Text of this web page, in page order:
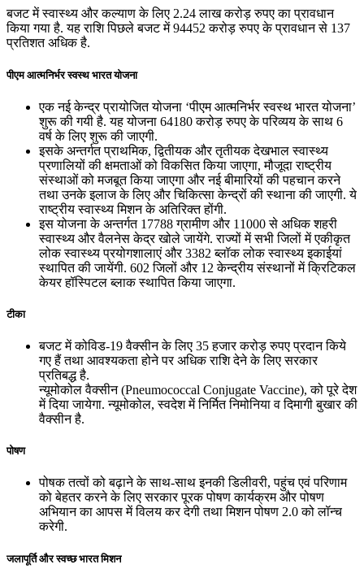
बजट में स्वास्थ्य और कल्याण के लिए 2.24 लाख करोड़ रुपए का प्रावधान
किया गया है. यह राशि पिछले बजट में 94452 करोड़ रुपए के प्रावधान से 137
प्रतिशत अधिक है.
पीएम आत्मनिर्भर स्वस्थ भारत योजना
एक नई केन्द्र प्रायोजित योजना ‘पीएम आत्मनिर्भर स्वस्थ भारत योजना’
शुरू की गयी है. यह योजना 64180 करोड़ रुपए के परिव्यय के साथ 6
वर्ष के लिए शुरू की जाएगी.
इसके अन्‍तर्गत प्राथमिक, द्वितीयक और तृतीयक देखभाल स्वास्थ्य
प्रणालियों की क्षमताओं को विकसित किया जाएगा, मौजूदा राष्ट्रीय
संस्थाओं को मजबूत किया जाएगा और नई बीमारियों की पहचान करने
तथा उनके इलाज के लिए और चिकित्‍सा केन्‍द्रों की स्‍थाना की जाएगी. ये
राष्ट्रीय स्वास्थ्य मिशन के अतिरिक्त होंगी.
इस योजना के अन्तर्गत 17788 ग्रामीण और 11000 से अधिक शहरी
स्वास्थ्य और वैलनेस केद्र खोले जायेंगे. राज्यों में सभी जिलों में एकीकृत
लोक स्वास्थ्य प्रयोगशालाएं और 3382 ब्लॉक लोक स्वास्थ्य इकाईयां
स्थापित की जायेंगी. 602 जिलों और 12 केन्द्रीय संस्थानों में क्रिटिकल
केयर हॉस्पिटल ब्लाक स्थापित किया जाएगा.
टीका
बजट में कोविड-19 वैक्सीन के लिए 35 हजार करोड़ रुपए प्रदान किये
गए हैं तथा आवश्यकता होने पर अधिक राशि देने के लिए सरकार
प्रतिबद्ध है.
न्यूमोकोल वैक्सीन (Pneumococcal Conjugate Vaccine), को पूरे देश
में दिया जायेगा. न्यूमोकोल, स्‍वदेश में निर्मित निमोनिया व दिमागी बुखार की
वैक्सीन है.
पोषण
पोषक तत्‍वों को बढ़ाने के साथ-साथ इनकी डिलीवरी, पहुंच एवं परिणाम
को बेहतर करने के लिए सरकार पूरक पोषण कार्यक्रम और पोषण
अभियान का आपस में विलय कर देगी तथा मिशन पोषण 2.0 को लॉन्‍च
करेगी.
जलापूर्ति और स्‍वच्‍छ भारत मिशन